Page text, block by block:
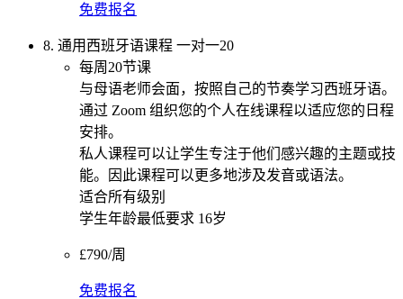
免费报名
8. 通用西班牙语课程 一对一20
每周20节课
与母语老师会面，按照自己的节奏学习西班牙语。
通过 Zoom 组织您的个人在线课程以适应您的日程
安排。
私人课程可以让学生专注于他们感兴趣的主题或技
能。因此课程可以更多地涉及发音或语法。
适合所有级别
学生年龄最低要求 16岁
£790/周
免费报名